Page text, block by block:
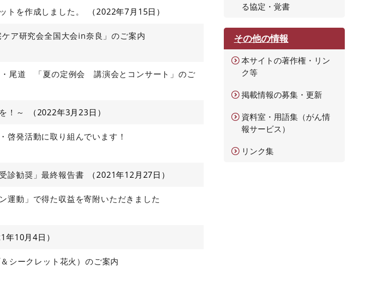
トを作成しました。 2022年7月15日
ア研究会全国大会in奈良」のご案内
尾道 「夏の定例会 講演会とコンサート」のご
！～ 2022年3月23日
啓発活動に取り組んでいます！
診勧奨」最終報告書 2021年12月27日
運動」で得た収益を寄附いただきました
年10月4日
シークレット花火）のご案内
る協定・覚書
その他の情報
本サイトの著作権・リン
ク等
掲載情報の募集・更新
資料室・用語集（がん情
報サービス）
リンク集